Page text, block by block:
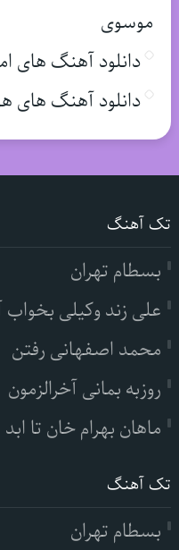
موسوی
دانلود آهنگ های
دانلود آهنگ های
تک آهنگ
بسطام تهران
علی زند وکیلی بخواب
محمد اصفهانی رفتن
روزبه بمانی آخرالزمون
ماهان بهرام خان تا ابد
تک آهنگ
بسطام تهران